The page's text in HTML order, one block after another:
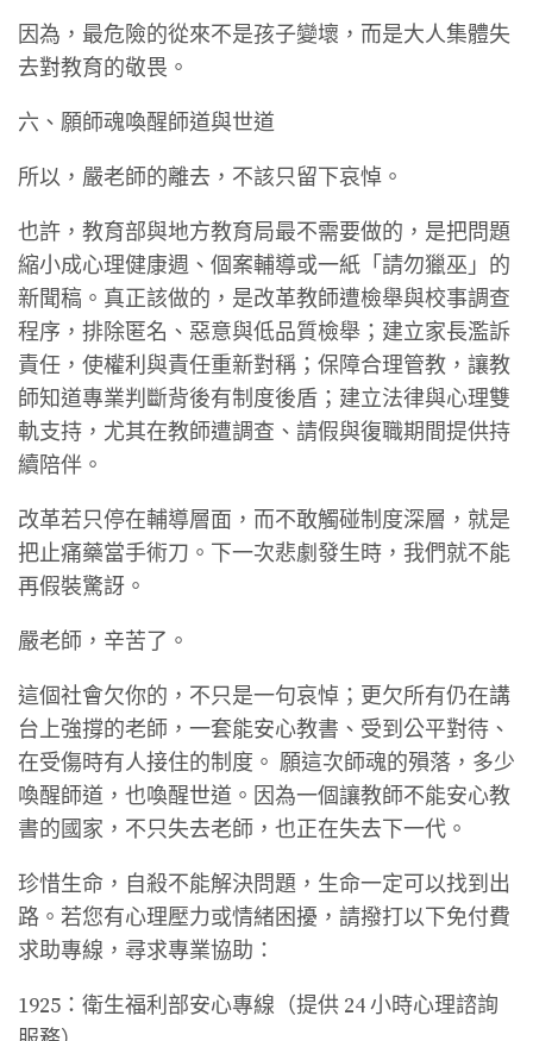
因為，最危險的從來不是孩子變壞，而是大人集體失
去對教育的敬畏。
六、願師魂喚醒師道與世道
所以，嚴老師的離去，不該只留下哀悼。
也許，教育部與地方教育局最不需要做的，是把問題
縮小成心理健康週、個案輔導或一紙「請勿獵巫」的
新聞稿。真正該做的，是改革教師遭檢舉與校事調查
程序，排除匿名、惡意與低品質檢舉；建立家長濫訴
責任，使權利與責任重新對稱；保障合理管教，讓教
師知道專業判斷背後有制度後盾；建立法律與心理雙
軌支持，尤其在教師遭調查、請假與復職期間提供持
續陪伴。
改革若只停在輔導層面，而不敢觸碰制度深層，就是
把止痛藥當手術刀。下一次悲劇發生時，我們就不能
再假裝驚訝。
嚴老師，辛苦了。
這個社會欠你的，不只是一句哀悼；更欠所有仍在講
台上強撐的老師，一套能安心教書、受到公平對待、
在受傷時有人接住的制度。 願這次師魂的殞落，多少
喚醒師道，也喚醒世道。因為一個讓教師不能安心教
書的國家，不只失去老師，也正在失去下一代。
珍惜生命，自殺不能解決問題，生命一定可以找到出
路。若您有心理壓力或情緒困擾，請撥打以下免付費
求助專線，尋求專業協助：
1925：衛生福利部安心專線（提供 24 小時心理諮詢